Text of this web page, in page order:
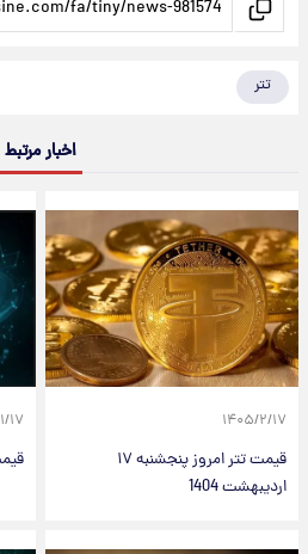
تتر
اخبار مرتبط
۱۴۰۵/۲/۱۷
قیمت تتر امروز پنجشنبه ۱۷
اردیبهشت 1404
قیمت